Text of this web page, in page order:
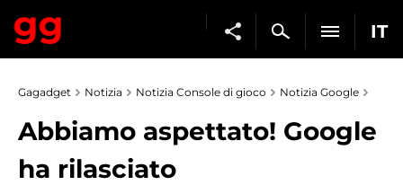
IT
Gagadget Notizia Notizia Console di gioco Notizia Google
Abbiamo aspettato! Google
ha rilasciato